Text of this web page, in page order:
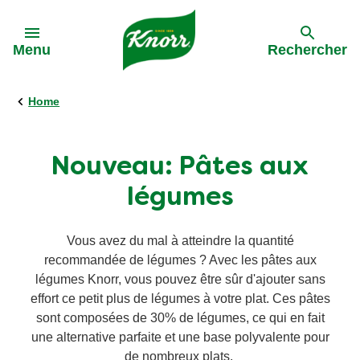
Menu
Précédent
La Soupe
Pâtes aux légumes
Rapide et facile
Précédent
Pâtes aux légumes
Sauces
Précédent
L'approvisionnement durable
Précédent
La meilleure bolognaise de Belgique '24
Dinnerdate
Rechercher
Home
Nouveau: Pâtes aux
légumes
Vous avez du mal à atteindre la quantité
recommandée de légumes ? Avec les pâtes aux
légumes Knorr, vous pouvez être sûr d'ajouter sans
effort ce petit plus de légumes à votre plat. Ces pâtes
sont composées de 30% de légumes, ce qui en fait
une alternative parfaite et une base polyvalente pour
de nombreux plats.